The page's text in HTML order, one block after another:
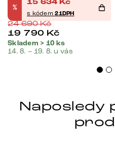
%
15 634 Kč
s kódem21DPH
24 690Kč
19 790 Kč
Skladem > 10 ks
14. 8. – 19. 8. u vás
Naposledy